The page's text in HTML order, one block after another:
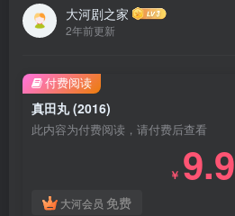
大河剧之家
2年前更新
真田丸 (2016)
此内容为付费阅读，请付费后查看
￥ 9.9
大河会员 免费
付费阅读